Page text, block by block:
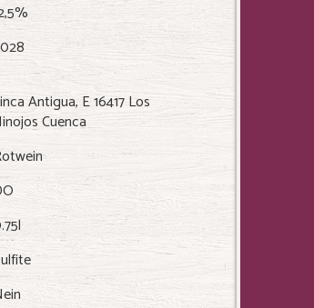
Antigua, E 16417 Los
Cuenca